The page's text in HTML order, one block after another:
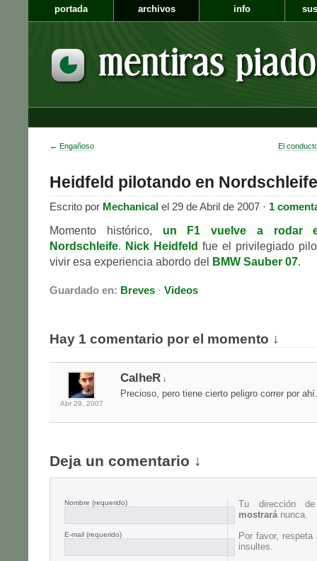
portada archivos info
← Engañoso El
Heidfeld pilotando en Nordschleife
Escrito por Mechanical el 29 de Abril de 2007 · 1
Momento histórico, un F1 vuelve a rodar
Nordschleife. Nick Heidfeld fue el privilegiado
vivir esa experiencia abordo del
BMW Sauber 07.
Guardado en: Breves · Videos
Hay 1 comentario por el momento ↓
Abr 29, 2007
CalheR ↓
Precioso, pero tiene cierto peligro correr por
Deja un comentario ↓
Nombre (requerido)
E-mail (requerido)
Tu dirección
mostraránunca.
Por favor,
insultes.